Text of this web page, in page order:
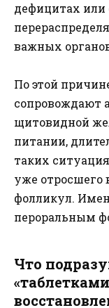
дефицитах или
важных
По этой
сопровождают
щитовидной
питании,
таких
уже отросшего
фолликул.
пероральным
Что